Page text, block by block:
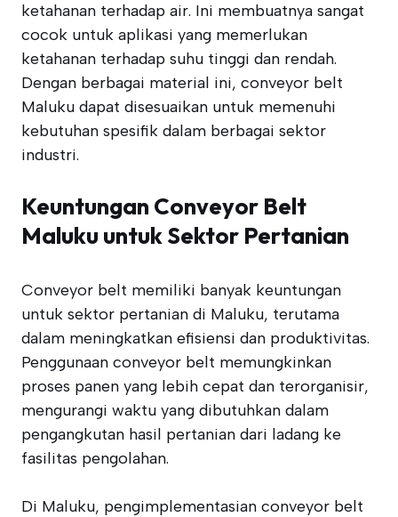
ketahanan terhadap air. Ini membuatnya sangat
cocok untuk aplikasi yang memerlukan
ketahanan terhadap suhu tinggi dan rendah.
Dengan berbagai material ini, conveyor belt
Maluku dapat disesuaikan untuk memenuhi
kebutuhan spesifik dalam berbagai sektor
industri.
Keuntungan Conveyor Belt
Maluku untuk Sektor Pertanian
Conveyor belt memiliki banyak keuntungan
untuk sektor pertanian di Maluku, terutama
dalam meningkatkan efisiensi dan produktivitas.
Penggunaan conveyor belt memungkinkan
proses panen yang lebih cepat dan terorganisir,
mengurangi waktu yang dibutuhkan dalam
pengangkutan hasil pertanian dari ladang ke
fasilitas pengolahan.
Di Maluku, pengimplementasian conveyor belt